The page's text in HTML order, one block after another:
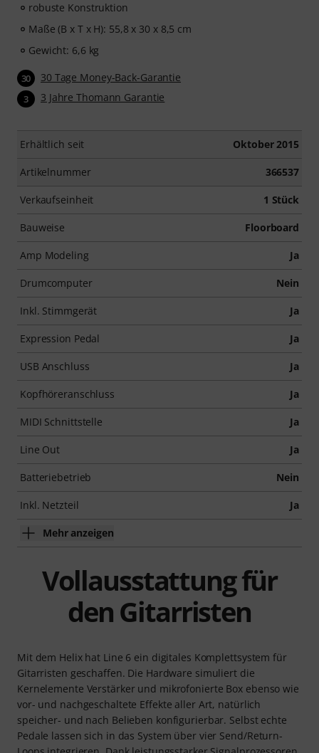
robuste Konstruktion
Maße (B x T x H): 55,8 x 30 x 8,5 cm
Gewicht: 6,6 kg
30 30 Tage Money-Back-Garantie
3 3 Jahre Thomann Garantie
Erhältlich seit Oktober 2015
Artikelnummer 366537
Verkaufseinheit 1 Stück
Bauweise Floorboard
Amp Modeling Ja
Drumcomputer Nein
Inkl. Stimmgerät Ja
Expression Pedal Ja
USB Anschluss Ja
Kopfhöreranschluss Ja
MIDI Schnittstelle Ja
Line Out Ja
Batteriebetrieb Nein
Inkl. Netzteil Ja
Mehr anzeigen
Vollausstattung für
den Gitarristen
Mit dem Helix hat Line 6 ein digitales Komplettsystem für
Gitarristen geschaffen. Die Hardware simuliert die
Kernelemente Verstärker und mikrofonierte Box ebenso wie
vor- und nachgeschaltete Effekte aller Art, natürlich
speicher- und nach Belieben konfigurierbar. Selbst echte
Pedale lassen sich in das System über vier Send/Return-